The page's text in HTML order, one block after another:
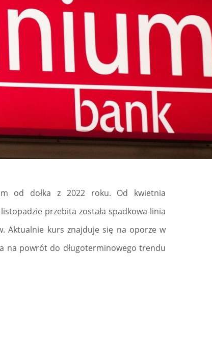
od dołka z 2022 roku. Od kwietnia
przebita została spadkowa linia
Aktualnie kurs znajduje się na oporze w
na powrót do długoterminowego trendu